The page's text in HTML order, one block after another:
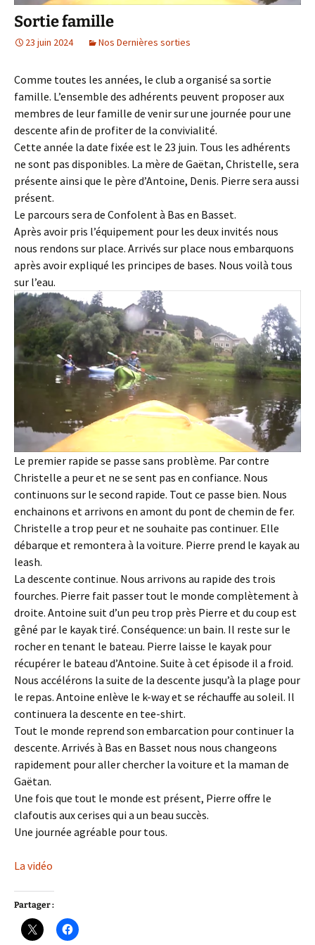
Sortie famille
23 juin 2024 Nos Dernières sorties
Comme toutes les années, le club a organisé sa sortie
famille. L’ensemble des adhérents peuvent proposer aux
membres de leur famille de venir sur une journée pour une
descente afin de profiter de la convivialité.
Cette année la date fixée est le 23 juin. Tous les adhérents
ne sont pas disponibles. La mère de Gaëtan, Christelle, sera
présente ainsi que le père d’Antoine, Denis. Pierre sera aussi
présent.
Le parcours sera de Confolent à Bas en Basset.
Après avoir pris l’équipement pour les deux invités nous
nous rendons sur place. Arrivés sur place nous embarquons
après avoir expliqué les principes de bases. Nous voilà tous
sur l’eau.
Le premier rapide se passe sans problème. Par contre
Christelle a peur et ne se sent pas en confiance. Nous
continuons sur le second rapide. Tout ce passe bien. Nous
enchainons et arrivons en amont du pont de chemin de fer.
Christelle a trop peur et ne souhaite pas continuer. Elle
débarque et remontera à la voiture. Pierre prend le kayak au
leash.
La descente continue. Nous arrivons au rapide des trois
fourches. Pierre fait passer tout le monde complètement à
droite. Antoine suit d’un peu trop près Pierre et du coup est
gêné par le kayak tiré. Conséquence: un bain. Il reste sur le
rocher en tenant le bateau. Pierre laisse le kayak pour
récupérer le bateau d’Antoine. Suite à cet épisode il a froid.
Nous accélérons la suite de la descente jusqu’à la plage pour
le repas. Antoine enlève le k-way et se réchauffe au soleil. Il
continuera la descente en tee-shirt.
Tout le monde reprend son embarcation pour continuer la
descente. Arrivés à Bas en Basset nous nous changeons
rapidement pour aller chercher la voiture et la maman de
Gaëtan.
Une fois que tout le monde est présent, Pierre offre le
clafoutis aux cerises qui a un beau succès.
Une journée agréable pour tous.
La vidéo
Partager :